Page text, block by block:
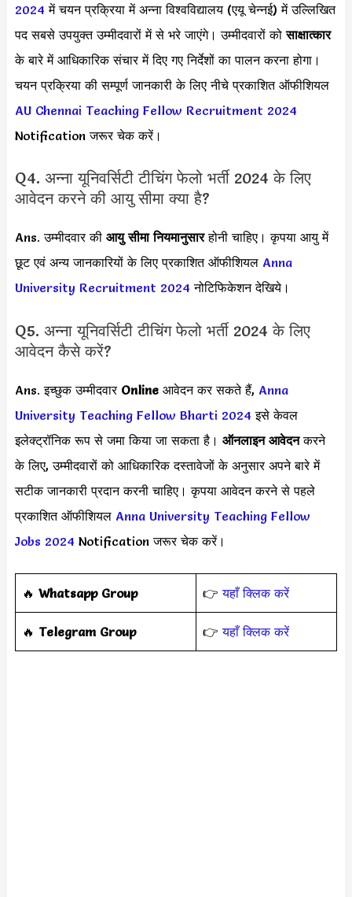
2024 में चयन प्रक्रिया में अन्ना विश्वविद्यालय (एयू चेन्नई) में उल्लिखित
पद सबसे उपयुक्त उम्मीदवारों में से भरे जाएंगे। उम्मीदवारों कोसाक्षात्कार
के बारे में आधिकारिक संचार में दिए गए निर्देशों का पालन करना होगा।
चयन प्रक्रिया की सम्पूर्ण जानकारी के लिए नीचे प्रकाशित ऑफीशियल
AU Chennai Teaching Fellow Recruitment 2024
Notification जरूर चेक करें।
Q4. अन्ना यूनिवर्सिटी टीचिंग फेलो भर्ती 2024 के लिए
आवेदन करने की आयु सीमा क्या है?
Ans. उम्मीदवार की आयु सीमा नियमानुसारहोनी चाहिए। कृपया आयु में
छूट एवं अन्य जानकारियों के लिए प्रकाशित ऑफीशियल Anna
University Recruitment 2024 नोटिफिकेशन देखिये।
Q5. अन्ना यूनिवर्सिटी टीचिंग फेलो भर्ती 2024 के लिए
आवेदन कैसे करें?
Ans. इच्छुक उम्मीदवार Online आवेदन कर सकते हैं, Anna
University Teaching Fellow Bharti 2024 इसे केवल
इलेक्ट्रॉनिक रूप से जमा किया जा सकता है। ऑनलाइन आवेदनकरने
के लिए, उम्मीदवारों को आधिकारिक दस्तावेजों के अनुसार अपने बारे में
सटीक जानकारी प्रदान करनी चाहिए। कृपया आवेदन करने से पहले
प्रकाशित ऑफीशियल Anna University Teaching Fellow
Jobs 2024 Notification जरूर चेक करें।
🔥 Whatsapp Group 👉यहाँ क्लिक करें
‎️‍🔥 Telegram Group 👉यहाँ क्लिक करें